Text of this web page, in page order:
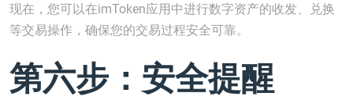
现在，您可以在imToken应用中进行数字资产的收发、兑换
等交易操作，确保您的交易过程安全可靠。
第六步：安全提醒